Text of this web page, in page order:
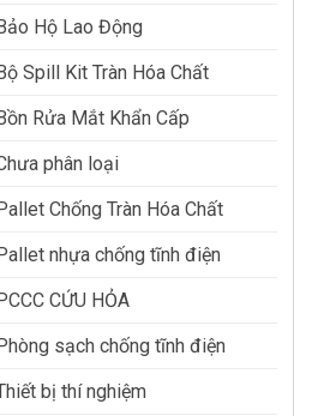
Bảo Hộ Lao Động
Bộ Spill Kit Tràn Hóa Chất
Bồn Rửa Mắt Khẩn Cấp
phân loại
Pallet Chống Tràn Hóa Chất
Pallet nhựa chống tĩnh điện
PCCC CỨU HỎA
Phòng sạch chống tĩnh điện
bị thí nghiệm